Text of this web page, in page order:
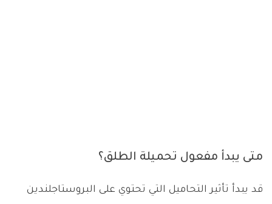
متى يبدأ مفعول تحميلة الطلق؟
قد يبدأ تأثير التحاميل التي تحتوي على البروستاجلندين